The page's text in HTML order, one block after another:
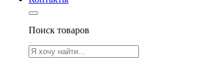
Поиск товаров